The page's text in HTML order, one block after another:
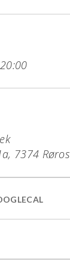
7374 Røros